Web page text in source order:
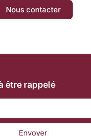
Nous contacter
être rappelé
Envoyer